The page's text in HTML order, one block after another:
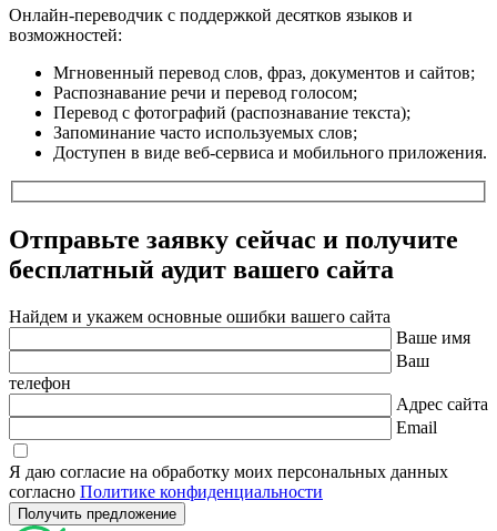
Онлайн-переводчик с поддержкой десятков языков и
возможностей:
Мгновенный перевод слов, фраз, документов и сайтов;
Распознавание речи и перевод голосом;
Перевод с фотографий (распознавание текста);
Запоминание часто используемых слов;
Доступен в виде веб-сервиса и мобильного приложения.
Отправьте заявку сейчас и получите
бесплатный аудит вашего сайта
Найдем и укажем основные ошибки вашего сайта
Ваше имя
Ваш
телефон
Адрес сайта
Email
Я даю согласие на обработку моих персональных данных
согласно Политике конфиденциальности